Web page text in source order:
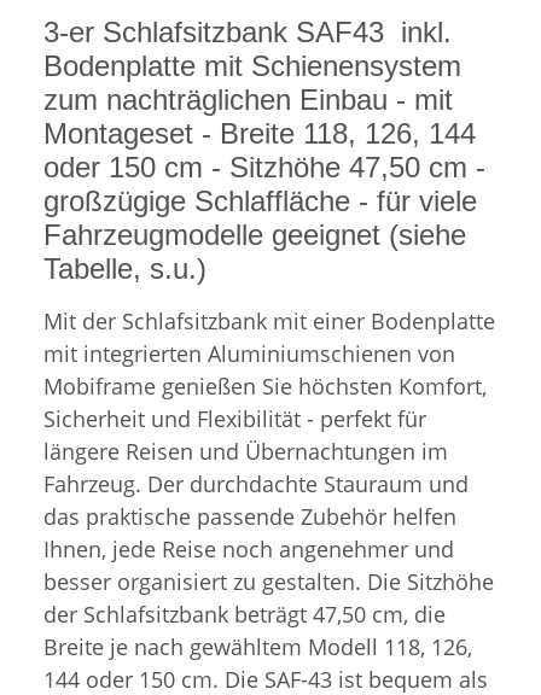
3-er Schlafsitzbank SAF43 inkl.
Bodenplatte mit Schienensystem
zum nachträglichen Einbau - mit
Montageset - Breite 118, 126, 144
oder 150 cm - Sitzhöhe 47,50 cm -
großzügige Schlaffläche - für viele
Fahrzeugmodelle geeignet (siehe
Tabelle, s.u.)
Mit der Schlafsitzbank mit einer Bodenplatte
mit integrierten Aluminiumschienen von
Mobiframe genießen Sie höchsten Komfort,
Sicherheit und Flexibilität - perfekt für
längere Reisen und Übernachtungen im
Fahrzeug. Der durchdachte Stauraum und
das praktische passende Zubehör helfen
Ihnen, jede Reise noch angenehmer und
besser organisiert zu gestalten. Die Sitzhöhe
der Schlafsitzbank beträgt 47,50 cm, die
Breite je nach gewähltem Modell 118, 126,
144 oder 150 cm. Die SAF-43 ist bequem als